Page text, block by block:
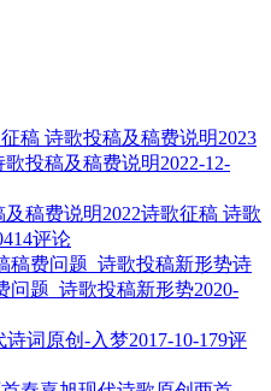
2023
投稿及稿费说明2022-12-
2022诗歌征稿 诗歌
14评论
诗
问题_诗歌投稿新形势2020-
诗词原创-入梦2017-10-179评